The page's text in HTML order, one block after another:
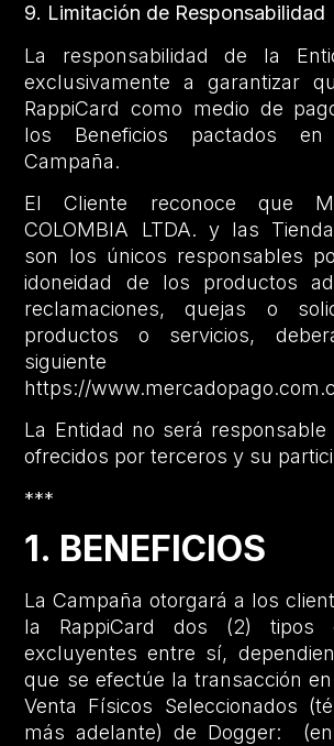
9. Limitación de Responsabilidad
La responsabilidad de la
exclusivamente a garantizar
RappiCard como medio de
los Beneficios pactados
Campaña.
El Cliente reconoce que
COLOMBIA LTDA. y las
son los únicos responsables
idoneidad de los productos
reclamaciones, quejas o
productos o servicios,
siguiente
https://
La Entidad no será
ofrecidos por terceros y su
***
1. BENEFICIOS
La Campaña otorgará a los
la RappiCard dos (2) tipos
excluyentes entre sí,
que se efectúe la transacción
Venta Físicos Seleccionados
más adelante) de Dogger: